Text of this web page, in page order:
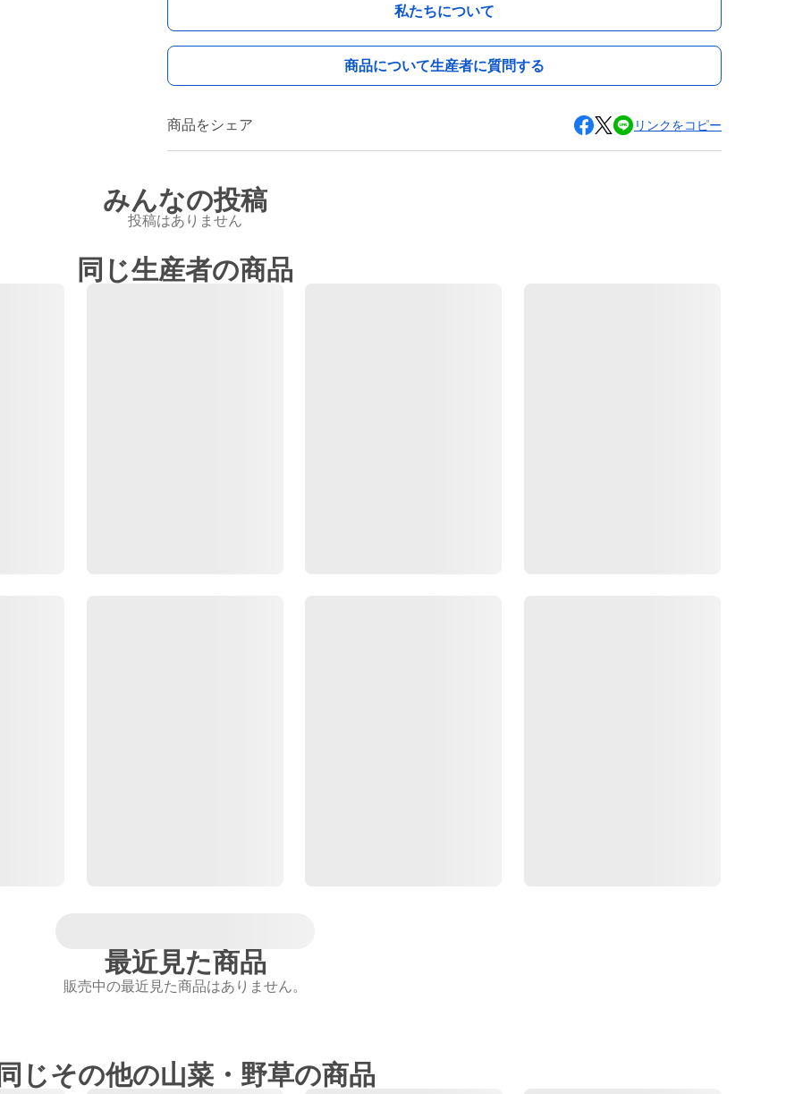
私たちについて
商品について生産者に質問する
商品をシェア リンクをコピー
みんなの投稿
投稿はありません
同じ生産者の商品
最近見た商品
販売中の最近見た商品はありません。
同じその他の山菜・野草の商品